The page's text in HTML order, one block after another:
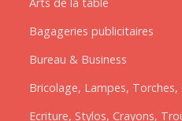
Bagageries publicitaires
Bureau & Business
Bricolage, Lampes,
Ecriture, Stylos, Crayons,